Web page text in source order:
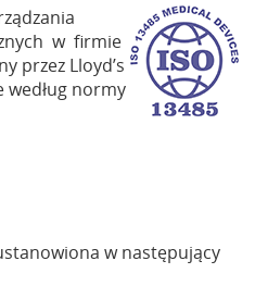
w firmie
przez Lloyd’s
według normy
w następujący